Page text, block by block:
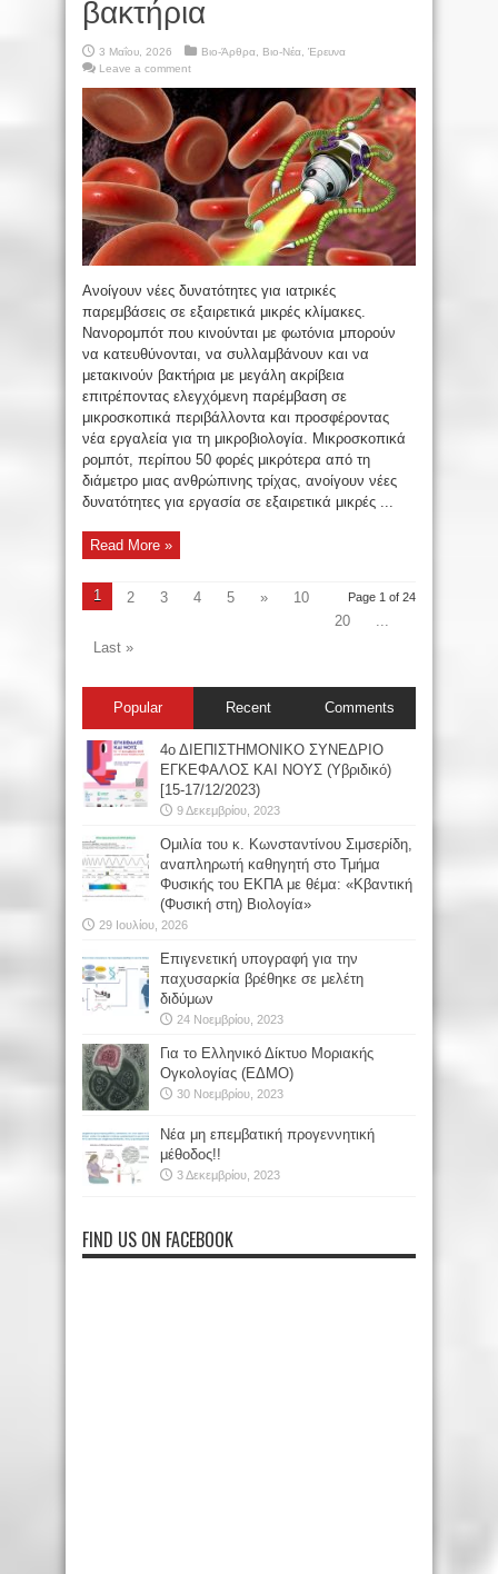
βακτήρια
3 Μαΐου, 2026 Βιο-Άρθρα Βιο-Νέα Έρευνα
Leave a comment
Ανοίγουν νέες δυνατότητες για ιατρικές
παρεμβάσεις σε εξαιρετικά μικρές κλίμακες.
Νανορομπότ που κινούνται με φωτόνια μπορούν
να κατευθύνονται, να συλλαμβάνουν και να
μετακινούν βακτήρια με μεγάλη ακρίβεια
επιτρέποντας ελεγχόμενη παρέμβαση σε
μικροσκοπικά περιβάλλοντα και προσφέροντας
νέα εργαλεία για τη μικροβιολογία. Μικροσκοπικά
ρομπότ, περίπου 50 φορές μικρότερα από τη
διάμετρο μιας ανθρώπινης τρίχας, ανοίγουν νέες
δυνατότητες για εργασία σε εξαιρετικά μικρές ...
Read More »
Page 1 of 24
1 2 3 4 5 »
10
20
Last »
Popular Recent Comments
4ο ΔΙΕΠΙΣΤΗΜΟΝΙΚΟ ΣΥΝΕΔΡΙΟ
ΕΓΚΕΦΑΛΟΣ ΚΑΙ ΝΟΥΣ (Υβριδικό)
[15-17/12/2023)
9 Δεκεμβρίου, 2023
Oμιλία του κ. Κωνσταντίνου Σιμσερίδη,
αναπληρωτή καθηγητή στο Τμήμα
Φυσικής του ΕΚΠΑ με θέμα: «Κβαντική
(Φυσική στη) Βιολογία»
29 Ιουλίου, 2026
Επιγενετική υπογραφή για την
παχυσαρκία βρέθηκε σε μελέτη
διδύμων
24 Νοεμβρίου, 2023
Για το Ελληνικό Δίκτυο Μοριακής
Ογκολογίας (ΕΔΜΟ)
30 Νοεμβρίου, 2023
Νέα μη επεμβατική προγεννητική
μέθοδος!!
3 Δεκεμβρίου, 2023
FIND US ON FACEBOOK